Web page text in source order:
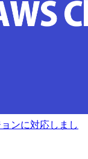
ンに対応しまし